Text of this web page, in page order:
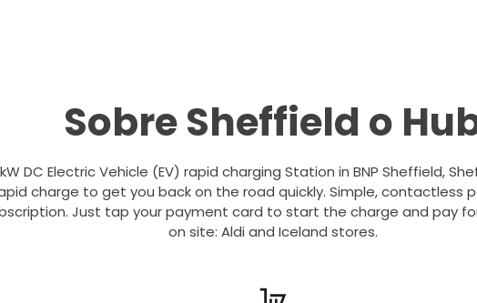
Sobre Sheffield o
DC Electric Vehicle (EV) rapid charging Station in BNP Sheffield,
charge to get you back on the road quickly. Simple, contactless
Just tap your payment card to start the charge and pay
on site: Aldi and Iceland stores.